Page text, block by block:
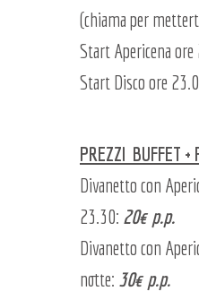
(chiama per
Start Apericena ore
Start Disco ore
PREZZI BUFFET +
Divanetto con
23.30: 20€ p.p.
Divanetto con
notte: 30€ p.p.